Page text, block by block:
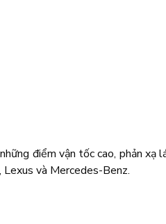
điểm vận tốc cao, phản xạ
và Mercedes-Benz.